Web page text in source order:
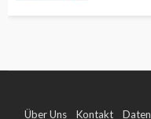
Über Uns Kontakt